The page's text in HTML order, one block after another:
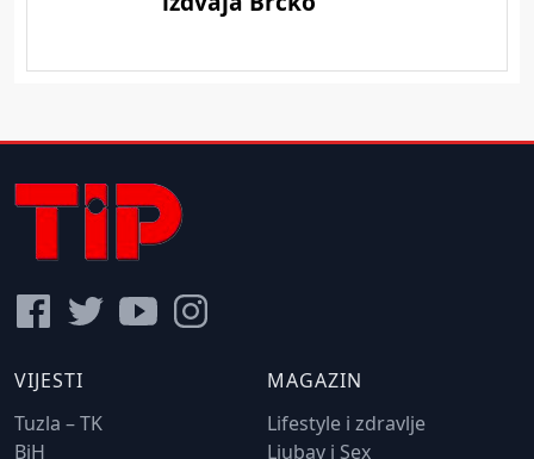
VIJESTI
Tuzla – TK
BiH
MAGAZIN
Lifestyle i zdravlje
Ljubav i Sex